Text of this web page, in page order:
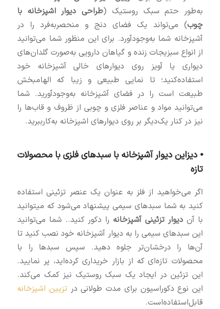
به‌طور حتم سبک روستیک (طراحی دیوار اشپزخانه با
چوب) می‌تواند یک فضای دنج و منحصربه‌فرد را در
آشپزخانه شما به‌وجودآورد. برای این منظور شما می‌توانید
از انواع سبزیجات زنده و گیاهان دارویی به‌صورت گلدان‌های
دیواری یا آویز روی دیوارهای خالی آشپزخانه خود
استفاده‌کنید؛ تا نمایی طبیعی و زیبا که الهام‎بخش
طبیعت است را در فضای آشپزخانه به‌وجودآورید. شما
می‌توانید مواد و عناصر فلزی و چوبی از ظروف و قاب‌ها را
نیز در کنار یک‌دیگر بر روی دیوارهای اشپزخانه به‌کارببرید.
⦁ دیزاین دیوار آشپزخانه با سبدهای فلزی با محصولات
تازه
اگر می‌خواهید از فلز به عنوان یک عنصر تزئینی استفاده
کنید به شما سبدهای سیمی پیشنهاد می‌شود که میتوانید
با آن دیوار تزئینی آشپزخانه را دکور کنید.. شما می‌توانید
این سبدهای سیمی را به دیوار آشپزخانه خود نصب کنید تا
آن‌ها را درخشان‌تر جلوه دهید. سپس سبدها را با
محصولات تازه‌ای که از بازار خریداری کرده‌اید، پر نمایید.
این تزئین در ایجاد یک سبک روستیک نیز کمک می‌کند.
این نوع دکوراسیون برای مدت طولانی درتزیین اشپزخانه
قابل‌استفاده‌است.